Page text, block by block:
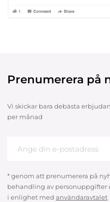
Prenumerera på
Vi skickar bara debästa
per månad
* genom att prenumerera på
behandling av
i enlighet med användaravtalet